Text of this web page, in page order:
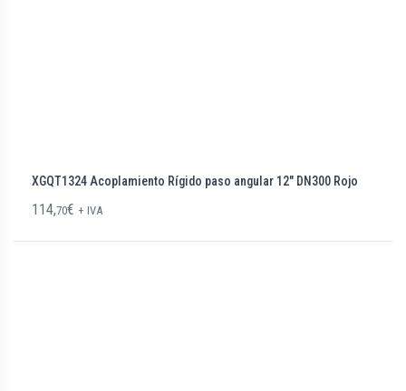
XGQT1324 Acoplamiento Rígido paso angular 12″ DN300 Rojo
114,70€ + IVA